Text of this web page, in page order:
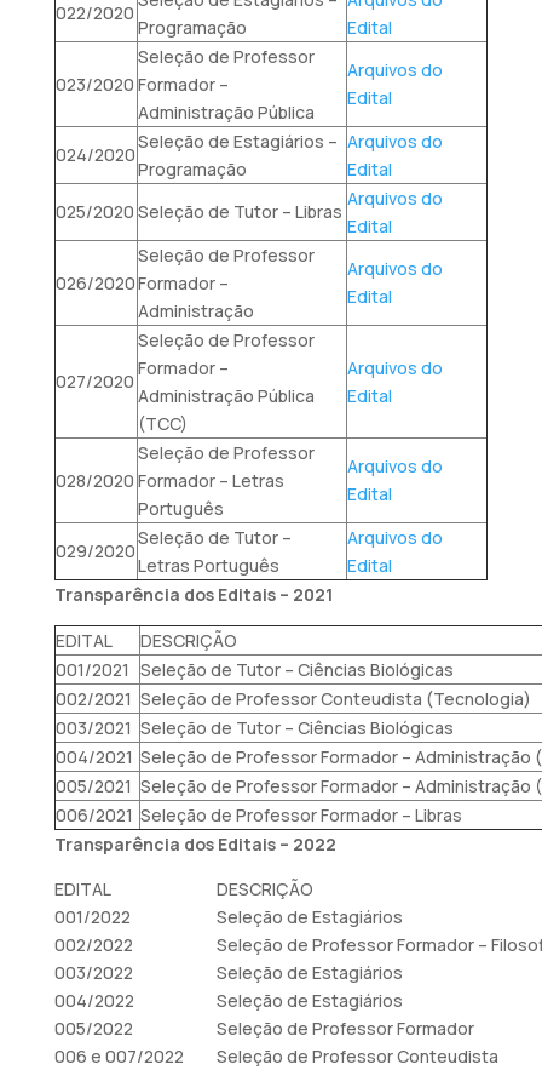
022/2020
Programação
Edital
023/2020
Seleção de Professor
Formador –
Administração Pública
Arquivos do
Edital
024/2020
Seleção de Estagiários –
Programação
Arquivos do
Edital
025/2020 Seleção de Tutor – Libras
Arquivos do
Edital
026/2020
Seleção de Professor
Formador –
Administração
Arquivos do
Edital
027/2020
Seleção de Professor
Formador –
Administração Pública
(TCC)
Arquivos do
Edital
028/2020
Seleção de Professor
Formador – Letras
Português
Arquivos do
Edital
029/2020
Seleção de Tutor –
Letras Português
Arquivos do
Edital
Transparência dos Editais – 2021
EDITAL
DESCRIÇÃO
001/2021 Seleção de Tutor – Ciências Biológicas
002/2021 Seleção de Professor Conteudista (Tecnologia)
003/2021 Seleção de Tutor – Ciências Biológicas
004/2021 Seleção de Professor Formador – Administração
005/2021 Seleção de Professor Formador – Administração
006/2021 Seleção de Professor Formador – Libras
Transparência dos Editais – 2022
EDITAL
DESCRIÇÃO
001/2022
Seleção de Estagiários
002/2022
Seleção de Professor Formador –
003/2022
Seleção de Estagiários
004/2022
Seleção de Estagiários
005/2022
Seleção de Professor Formador
006 e 007/2022
Seleção de Professor Conteudista